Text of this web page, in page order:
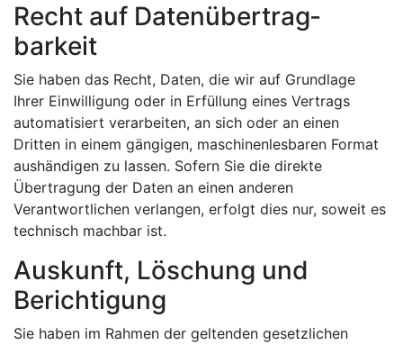
Recht auf Daten­übertrag­
barkeit
Sie haben das Recht, Daten, die wir auf Grundlage
Ihrer Einwilligung oder in Erfüllung eines Vertrags
automatisiert verarbeiten, an sich oder an einen
Dritten in einem gängigen, maschinenlesbaren Format
aushändigen zu lassen. Sofern Sie die direkte
Übertragung der Daten an einen anderen
Verantwortlichen verlangen, erfolgt dies nur, soweit es
technisch machbar ist.
Auskunft, Löschung und
Berichtigung
Sie haben im Rahmen der geltenden gesetzlichen